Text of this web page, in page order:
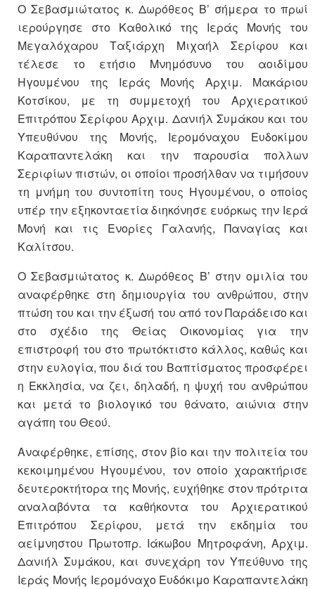
Ο Σεβασμιώτατος κ. Δωρόθεος Β’ σήμερα το πρωί
ιερούργησε στο Καθολικό της Ιεράς Μονής του
Μεγαλόχαρου Ταξιάρχη Μιχαήλ Σερίφου και
τέλεσε το ετήσιο Μνημόσυνο του αοιδίμου
Ηγουμένου της Ιεράς Μονής Αρχιμ. Μακάριου
Κοτσίκου, με τη συμμετοχή του Αρχιερατικού
Επιτρόπου Σερίφου Αρχιμ. Δανιήλ Συμάκου και του
Υπευθύνου της Μονής, Ιερομόναχου Ευδοκίμου
Καραπαντελάκη και την παρουσία πολλων
Σεριφίων πιστών, οι οποίοι προσήλθαν να τιμήσουν
τη μνήμη του συντοπίτη τους Ηγουμένου, ο οποίος
υπέρ την εξηκονταετία διηκόνησε ευόρκως την Ιερά
Μονή και τις Ενορίες Γαλανής, Παναγίας και
Καλίτσου.
Ο Σεβασμιώτατος κ. Δωρόθεος Β’ στην ομιλία του
αναφέρθηκε στη δημιουργία του ανθρώπου, στην
πτώση του και την έξωσή του από τον Παράδεισο και
στο σχέδιο της Θείας Οικονομίας για την
επιστροφή του στο πρωτόκτιστο κάλλος, καθώς και
στην ευλογία, που διά του Βαπτίσματος προσφέρει
η Εκκλησία, να ζει, δηλαδή, η ψυχή του ανθρώπου
και μετά το βιολογικό του θάνατο, αιώνια στην
αγάπη του Θεού.
Αναφέρθηκε, επίσης, στον βίο και την πολιτεία του
κεκοιμημένου Ηγουμένου, τον οποίο χαρακτήρισε
δευτεροκτήτορα της Μονής, ευχήθηκε στον πρότριτα
αναλαβόντα τα καθήκοντα του Αρχιερατικού
Επιτρόπου Σερίφου, μετά την εκδημία του
αείμνηστου Πρωτοπρ. Ιάκωβου Μητροφάνη, Αρχιμ.
Δανιήλ Συμάκου, και συνεχάρη τον Υπεύθυνο της
Ιεράς Μονής Ιερομόναχο Ευδόκιμο Καραπαντελάκη